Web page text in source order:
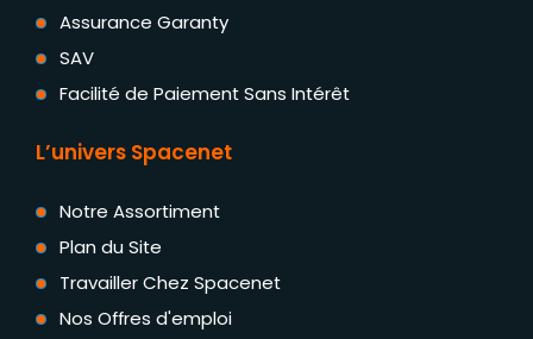
Assurance Garanty
SAV
Facilité de Paiement Sans Intérêt
L’univers Spacenet
Notre Assortiment
Plan du Site
Travailler Chez Spacenet
Nos Offres d'emploi